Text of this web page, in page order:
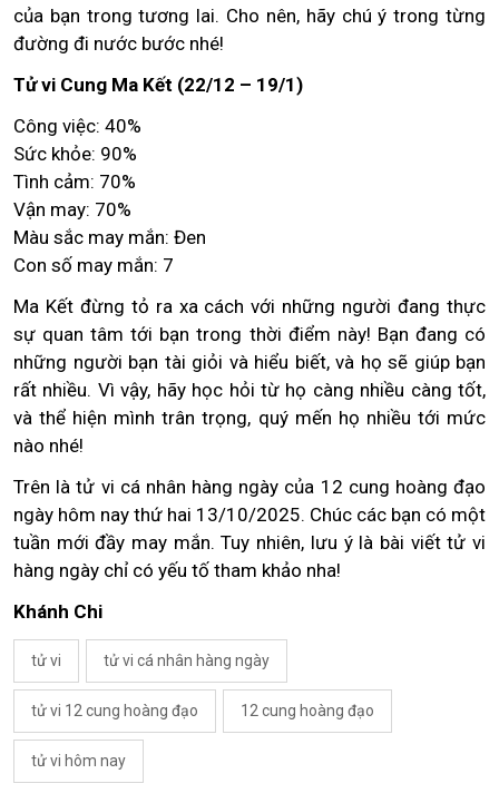
của bạn trong tương lai. Cho nên, hãy chú ý trong từng
đường đi nước bước nhé!
Tử vi Cung Ma Kết (22/12 – 19/1)
Công việc: 40%
Sức khỏe: 90%
Tình cảm: 70%
Vận may: 70%
Màu sắc may mắn: Đen
Con số may mắn: 7
Ma Kết đừng tỏ ra xa cách với những người đang thực
sự quan tâm tới bạn trong thời điểm này! Bạn đang có
những người bạn tài giỏi và hiểu biết, và họ sẽ giúp bạn
rất nhiều. Vì vậy, hãy học hỏi từ họ càng nhiều càng tốt,
và thể hiện mình trân trọng, quý mến họ nhiều tới mức
nào nhé!
Trên là tử vi cá nhân hàng ngày của 12 cung hoàng đạo
ngày hôm nay thứ hai 13/10/2025. Chúc các bạn có một
tuần mới đầy may mắn. Tuy nhiên, lưu ý là bài viết tử vi
hàng ngày chỉ có yếu tố tham khảo nha!
Khánh Chi
tử vi tử vi cá nhân hàng ngày
tử vi 12 cung hoàng đạo 12 cung hoàng đạo
tử vi hôm nay